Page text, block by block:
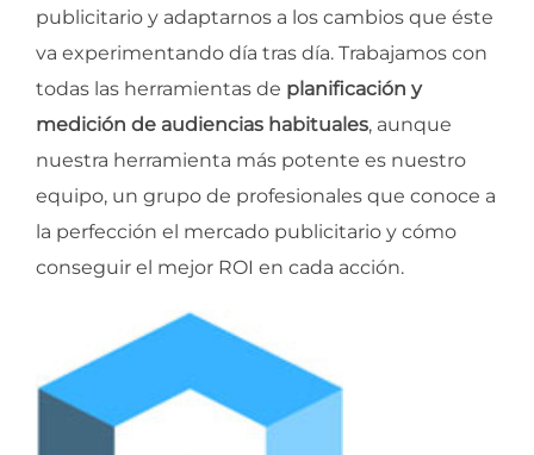
publicitario y adaptarnos a los cambios que éste
va experimentando día tras día. Trabajamos con
todas las herramientas de planificación y
medición de audiencias habituales, aunque
nuestra herramienta más potente es nuestro
equipo, un grupo de profesionales que conoce a
la perfección el mercado publicitario y cómo
conseguir el mejor ROI en cada acción.